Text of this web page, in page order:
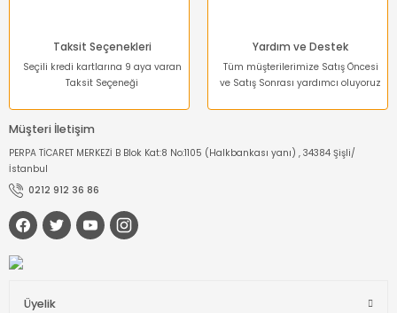
Taksit Seçenekleri
Seçili kredi kartlarına 9 aya varan
Taksit Seçeneği
Yardım ve Destek
Tüm müşterilerimize Satış Öncesi
ve Satış Sonrası yardımcı oluyoruz
Müşteri İletişim
PERPA TİCARET MERKEZİ B Blok Kat:8 No:1105 (Halkbankası yanı) , 34384 Şişli/
İstanbul
0212 912 36 86
Üyelik